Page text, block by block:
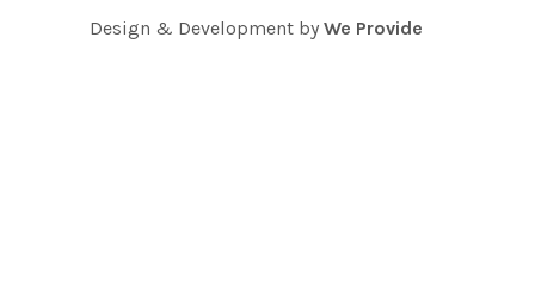
Design & Development by We Provide